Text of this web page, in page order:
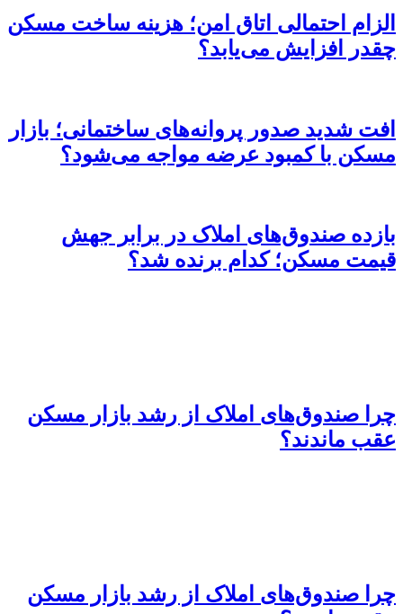
الزام احتمالی اتاق امن؛ هزینه ساخت مسکن
چقدر افزایش می‌یابد؟
افت شدید صدور پروانه‌های ساختمانی؛ بازار
مسکن با کمبود عرضه مواجه می‌شود؟
بازده صندوق‌های املاک در برابر جهش
قیمت مسکن؛ کدام برنده شد؟
چرا صندوق‌های املاک از رشد بازار مسکن
عقب ماندند؟
چرا صندوق‌های املاک از رشد بازار مسکن